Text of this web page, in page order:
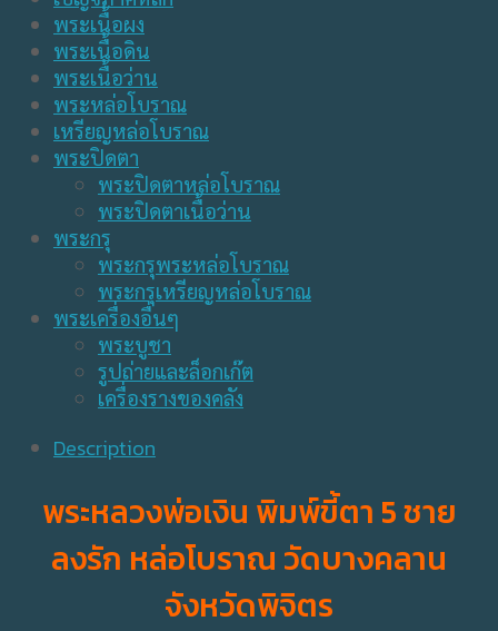
พระเนื้อผง
พระเนื้อดิน
พระเนื้อว่าน
พระหล่อโบราณ
เหรียญหล่อโบราณ
พระปิดตา
พระปิดตาหล่อโบราณ
พระปิดตาเนื้อว่าน
พระกรุ
พระกรุพระหล่อโบราณ
พระกรุเหรียญหล่อโบราณ
พระเครื่องอื่นๆ
พระบูชา
รูปถ่ายและล็อกเก๊ต
เครื่องรางของคลัง
Description
พระหลวงพ่อเงิน พิมพ์ขี้ตา 5 ชาย
ลงรัก หล่อโบราณ วัดบางคลาน
จังหวัดพิจิตร